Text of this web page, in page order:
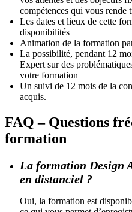
compétences qui vous rende
Les dates et lieux de cette
disponibilités
Animation de la formation
La possibilité, pendant 12
Expert sur des
votre formation
Un suivi de 12 mois de la
acquis.
FAQ – Questions
formation
La formation Design
en distanciel ?
Oui, la formation est